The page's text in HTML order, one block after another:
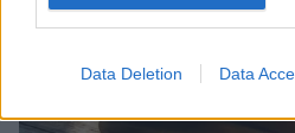
Data Deletion Data